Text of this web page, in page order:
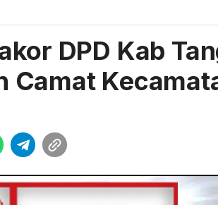
DPD Kab
Camat